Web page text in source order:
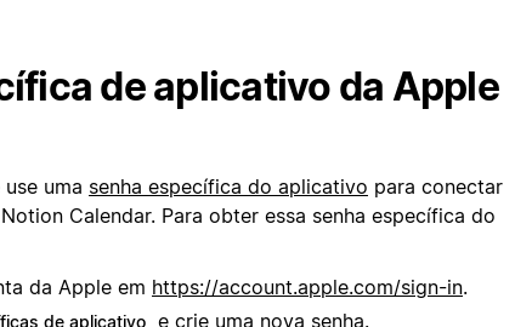
de aplicativo da Apple
uma senha específica do aplicativo para conectar
Calendar. Para obter essa senha específica do
da Apple em https://account.apple.com/sign-in.
de aplicativo e crie uma nova senha.